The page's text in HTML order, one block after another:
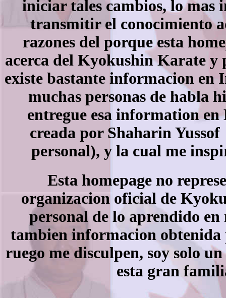
iniciar tales cambios, lo mas
transmitir el conocimiento
razones del porque esta
acerca del Kyokushin Karate
existe bastante informacion en
muchas personas de habla
entregue esa information
creada por Shaharin
personal), y la cual me
Esta homepage no
organizacion oficial de
personal de lo aprendido
tambien informacion obtenida
ruego me disculpen, soy solo
esta gran